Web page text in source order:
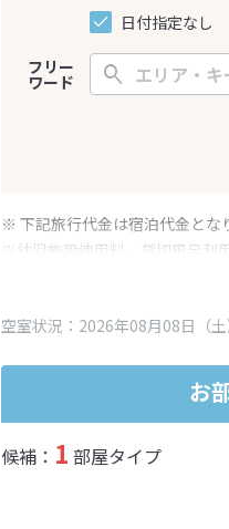
日付指定なし
フリー
ワード
※ 下記旅行代金は宿泊代金とな
※幼児施設使用料、貸切風呂利
空室状況：2026年08月08日（
お
候補： 1 部屋タイプ